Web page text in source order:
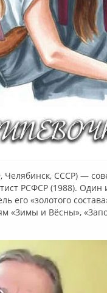
СССР) —
РСФСР (1988). Один
его «золотого
«Зимы и Вёсны»,